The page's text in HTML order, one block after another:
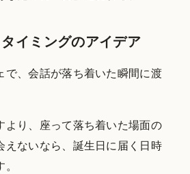
イミングのアイデア
で、会話が落ち着いた瞬間に渡
より、座って落ち着いた場面の
えないなら、誕生日に届く日時